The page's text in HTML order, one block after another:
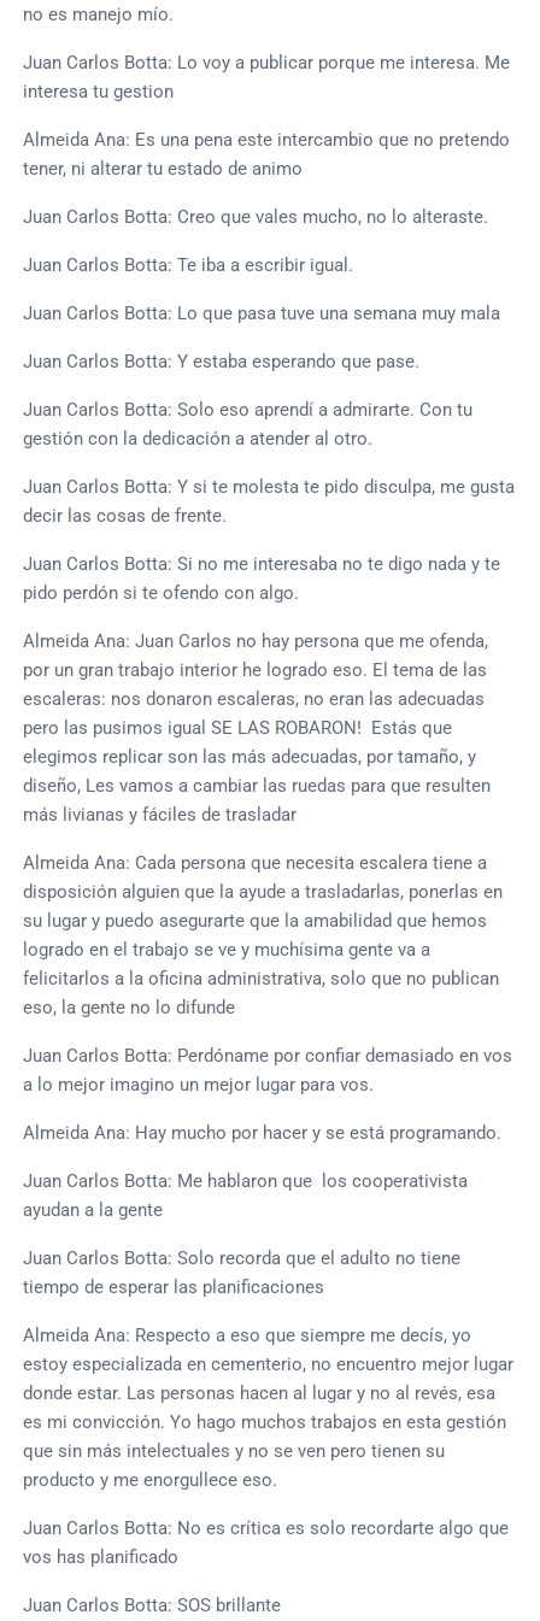
no es manejo mío.
Juan Carlos Botta: Lo voy a publicar porque me interesa. Me
interesa tu gestion
Almeida Ana: Es una pena este intercambio que no pretendo
tener, ni alterar tu estado de animo
Juan Carlos Botta: Creo que vales mucho, no lo alteraste.
Juan Carlos Botta: Te iba a escribir igual.
Juan Carlos Botta: Lo que pasa tuve una semana muy mala
Juan Carlos Botta: Y estaba esperando que pase.
Juan Carlos Botta: Solo eso aprendí a admirarte. Con tu
gestión con la dedicación a atender al otro.
Juan Carlos Botta: Y si te molesta te pido disculpa, me gusta
decir las cosas de frente.
Juan Carlos Botta: Si no me interesaba no te digo nada y te
pido perdón si te ofendo con algo.
Almeida Ana: Juan Carlos no hay persona que me ofenda,
por un gran trabajo interior he logrado eso. El tema de las
escaleras: nos donaron escaleras, no eran las adecuadas
pero las pusimos igual SE LAS ROBARON! Estás que
elegimos replicar son las más adecuadas, por tamaño, y
diseño, Les vamos a cambiar las ruedas para que resulten
más livianas y fáciles de trasladar
Almeida Ana: Cada persona que necesita escalera tiene a
disposición alguien que la ayude a trasladarlas, ponerlas en
su lugar y puedo asegurarte que la amabilidad que hemos
logrado en el trabajo se ve y muchísima gente va a
felicitarlos a la oficina administrativa, solo que no publican
eso, la gente no lo difunde
Juan Carlos Botta: Perdóname por confiar demasiado en vos
a lo mejor imagino un mejor lugar para vos.
Almeida Ana: Hay mucho por hacer y se está programando.
Juan Carlos Botta: Me hablaron que los cooperativista
ayudan a la gente
Juan Carlos Botta: Solo recorda que el adulto no tiene
tiempo de esperar las planificaciones
Almeida Ana: Respecto a eso que siempre me decís, yo
estoy especializada en cementerio, no encuentro mejor lugar
donde estar. Las personas hacen al lugar y no al revés, esa
es mi convicción. Yo hago muchos trabajos en esta gestión
que sin más intelectuales y no se ven pero tienen su
producto y me enorgullece eso.
Juan Carlos Botta: No es crítica es solo recordarte algo que
vos has planificado
Juan Carlos Botta: SOS brillante